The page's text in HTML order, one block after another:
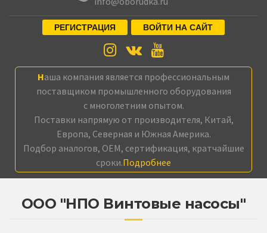
РЕГИСТРАЦИЯ ВОЙТИ НА САЙТ
Наша компания является профессиональным
поставщиком промышленного оборудования
с многолетним опытом.
Поставки напрямую от производителя, Китай,
Европа, Северная и Южная Америка.
Подбор аналогов, OEM, сертификация, кратчайшие
сроки.Подробнее
ООО "НПО Винтовые насосы"